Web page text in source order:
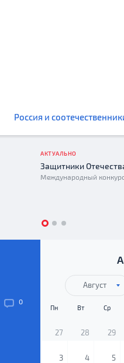
Россия и
АКТУАЛЬНО
Защитники
Международный
0
Август
Пн Вт Ср
27 28 29
3 4 5